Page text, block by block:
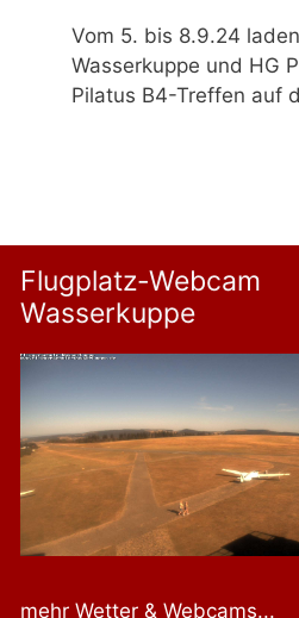
Vom 5. bis 8.9.24
Wasserkuppe und HG
Pilatus B4-Treffen auf
Flugplatz-Webcam
Wasserkuppe
mehr Wetter & Webcams...